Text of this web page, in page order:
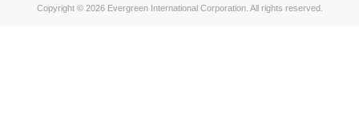
Copyright © 2026 Evergreen International Corporation. All rights reserved.